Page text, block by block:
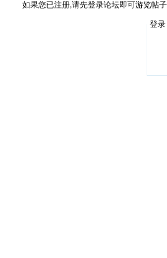
如果您已注册,请先登录论坛即可游览帖子
登录